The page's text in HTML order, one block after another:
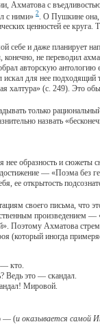
с
с ними» 2
. О Пушкине
ценностей ее
и даже планирует
не переводил
авторскую антологию
для нее
халтура» (с. 249).
только
назвать
образность и сюжеты
— «Поэма без
ее открытость
своего письма, что
произведением —
Ахматова
(который иногда
кто.
Ведь это — скандал.
Мировой.
— (и оказывается самой